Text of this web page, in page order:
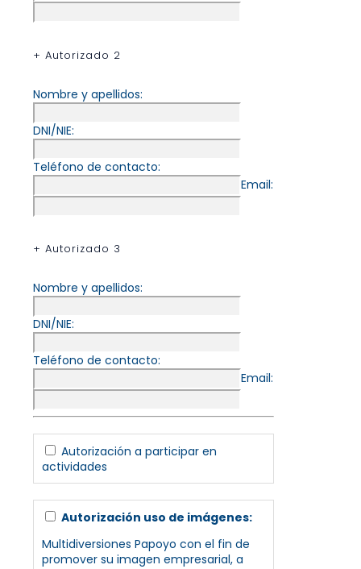
+ Autorizado 2
Nombre y apellidos:
DNI/NIE:
Teléfono de contacto:
Email:
+ Autorizado 3
Nombre y apellidos:
DNI/NIE:
Teléfono de contacto:
Email:
Autorización a participar en
actividades
Autorización uso de imágenes:
Multidiversiones Papoyo con el fin de
promover su imagen empresarial, a